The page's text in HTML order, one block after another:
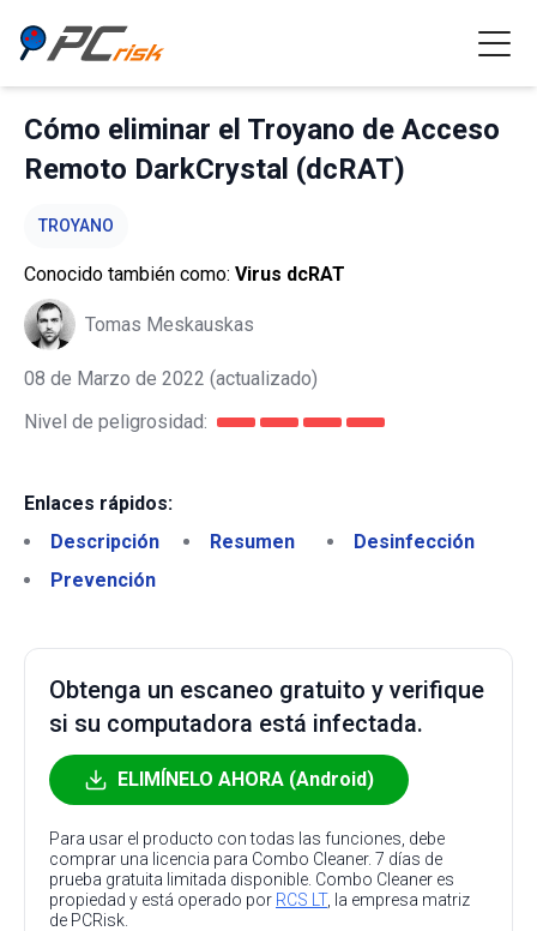
Cómo eliminar el Troyano de Acceso
Remoto DarkCrystal (dcRAT)
TROYANO
Conocido también como: Virus dcRAT
Tomas Meskauskas
08 de Marzo de 2022 (actualizado)
Nivel de peligrosidad:
Enlaces rápidos:
Descripción
Resumen
Desinfección
Prevención
Obtenga un escaneo gratuito y verifique
si su computadora está infectada.
ELIMÍNELO AHORA (Android)
Para usar el producto con todas las funciones, debe
comprar una licencia para Combo Cleaner. 7 días de
prueba gratuita limitada disponible. Combo Cleaner es
propiedad y está operado por RCS LT, la empresa matriz
de PCRisk.